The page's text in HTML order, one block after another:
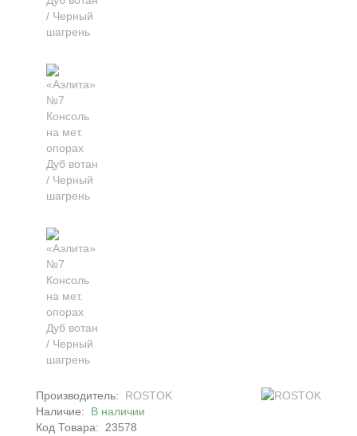
Производитель:
ROSTOK
Наличие: В наличии
Код Товара:
23578